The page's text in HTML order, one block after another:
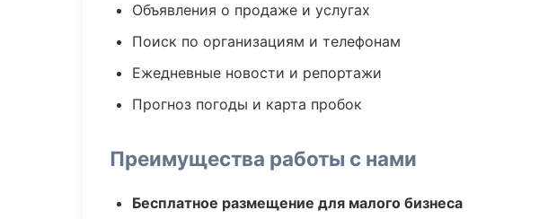
Объявления о продаже и услугах
Поиск по организациям и телефонам
Ежедневные новости и репортажи
Прогноз погоды и карта пробок
Преимущества работы с нами
Бесплатное размещение для малого бизнеса